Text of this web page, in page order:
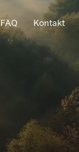
FAQ Kontakt